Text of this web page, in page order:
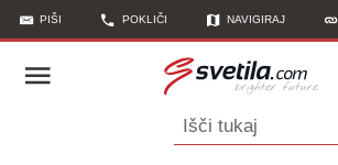
PIŠI POKLIČI NAVIGIRAJ
Išči tukaj